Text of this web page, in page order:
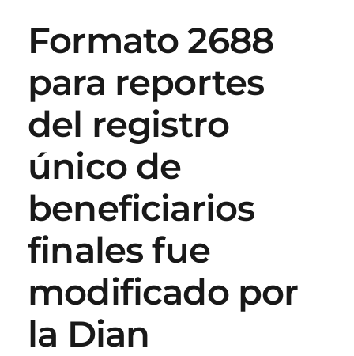
Formato 2688
para reportes
del registro
único de
beneficiarios
finales fue
modificado por
la Dian